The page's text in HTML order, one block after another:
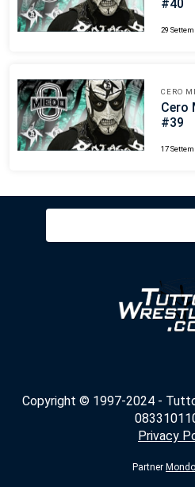
#40
29
CERO
Cero
#39
17
Copyright © 1997-2024 -
Privacy
Partner